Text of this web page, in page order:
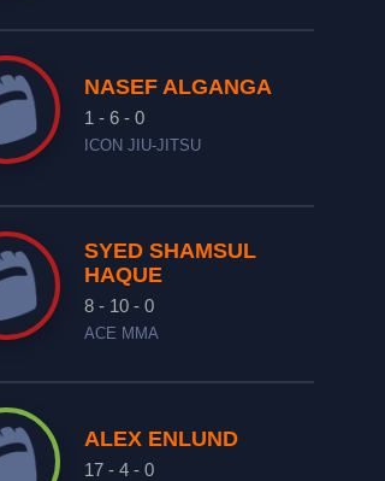
NASEF ALGANGA
1 - 6 - 0
ICON JIU-JITSU
SYED SHAMSUL
HAQUE
8 - 10 - 0
ACE MMA
ALEX ENLUND
17 - 4 - 0